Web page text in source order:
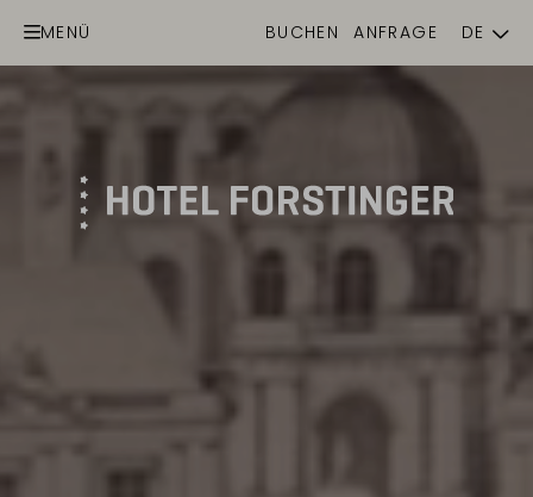
MENÜ BUCHEN ANFRAGE
DE